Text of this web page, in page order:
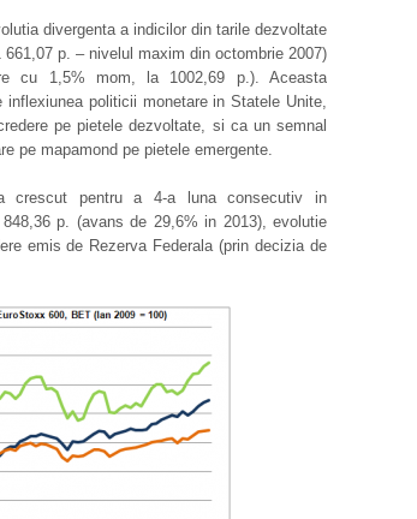
divergenta a indicilor din tarile dezvoltate
p. – nivelul maxim din octombrie 2007)
cu 1,5% mom, la 1002,69 p.). Aceasta
politicii monetare in Statele Unite,
pe pietele dezvoltate, si ca un semnal
pe mapamond pe pietele emergente.
crescut pentru a 4-a luna consecutiv in
p. (avans de 29,6% in 2013), evolutie
emis de Rezerva Federala (prin decizia de